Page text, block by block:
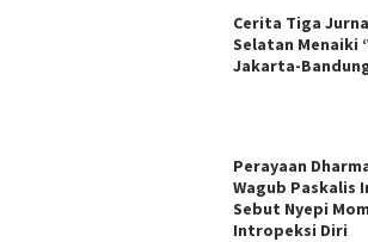
Cerita Tiga
Selatan Menaiki
Jakarta-
Perayaan
Wagub Paskalis
Sebut Nyepi
Intropeksi Diri